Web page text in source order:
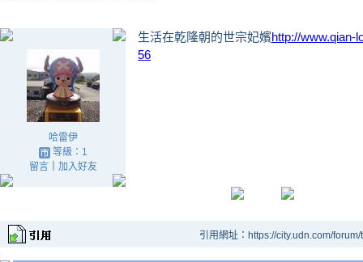
哈雷伊
等級：1
留言｜ 加入好友
生活在乾隆朝的世宗妃嬪http://www.qian-
56
引用網址：https://city.udn.com/